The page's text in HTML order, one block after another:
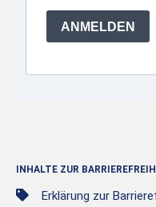
ANMELDEN
INHALTE ZUR
Erklärung zur